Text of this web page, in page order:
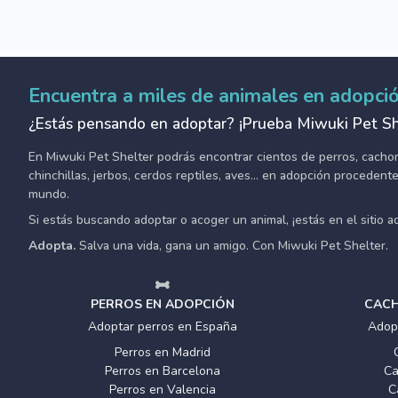
Encuentra a miles de animales en
¿Estás pensando en adoptar? ¡Prueba Miwuki Pet
En Miwuki Pet Shelter podrás encontrar cientos de perros,
chinchillas, jerbos, cerdos reptiles, aves... en adopción
mundo.
Si estás buscando adoptar o acoger un animal, ¡estás en el sitio
Adopta. Salva una vida, gana un amigo. Con Miwuki Pet Shelter.
PERROS EN ADOPCIÓN
Adoptar perros en España
Perros en Madrid
Perros en Barcelona
Perros en Valencia